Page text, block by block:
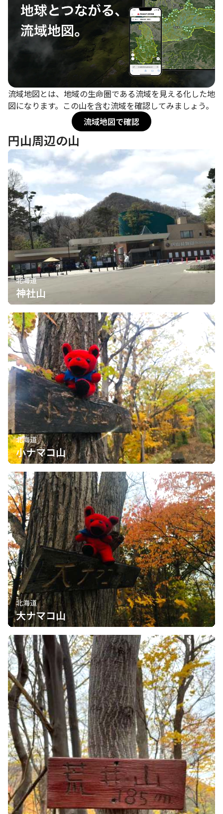
流域地図とは、地域の生命圏である流域を見える化した地
図になります。この山を含む流域を確認してみましょう。
流域地図で確認
円山周辺の山
北海道
神社山
北海道
小ナマコ山
北海道
大ナマコ山